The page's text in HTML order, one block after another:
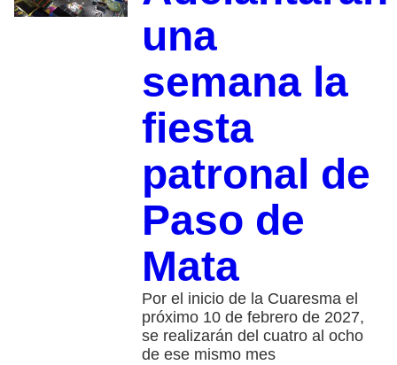
una
semana la
fiesta
patronal de
Paso de
Mata
Por el inicio de la Cuaresma el
próximo 10 de febrero de 2027,
se realizarán del cuatro al ocho
de ese mismo mes